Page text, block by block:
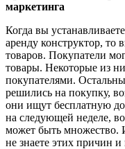
маркетинга
Когда вы
аренду конструктор, то
товаров. Покупатели
товары. Некоторые из
покупателями.
решились на покупку,
они ищут бесплатную
на следующей неделе,
может быть множество.
не знаете этих причин и